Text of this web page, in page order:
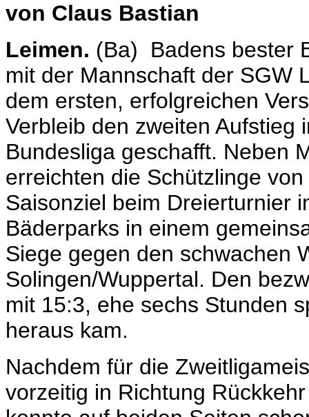
von Claus Bastian
Leimen. (Ba) Badens bester
mit der Mannschaft der SGW
dem ersten, erfolgreichen
Verbleib den zweiten Aufstieg
Bundesliga geschafft. Neben
erreichten die Schützlinge
Saisonziel beim Dreierturnier
Bäderparks in einem
Siege gegen den schwachen
Solingen/Wuppertal. Den
mit 15:3, ehe sechs Stunden
heraus kam.
Nachdem für die
vorzeitig in Richtung